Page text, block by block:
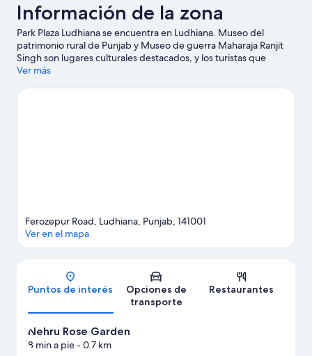
Información de la zona
Park Plaza Ludhiana se encuentra en Ludhiana. Museo del
patrimonio rural de Punjab y Museo de guerra Maharaja Ranjit
Singh son lugares culturales destacados, y los turistas que
quieran ir de compras pueden visitar Centro comercial Pavilion
o partido mientras estás en la ciudad? Échale un vistazo a lo que
Ver más
Mapa
Ferozepur Road, Ludhiana, Punjab, 141001
Ver en el mapa
Puntos de interés
Opciones de
transporte
Restaurantes
Nehru Rose Garden
8 min a pie- 0.7 km